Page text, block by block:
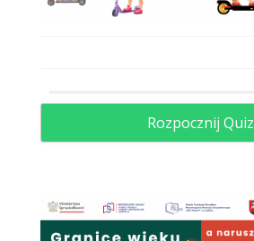
Rozpocznij Quiz